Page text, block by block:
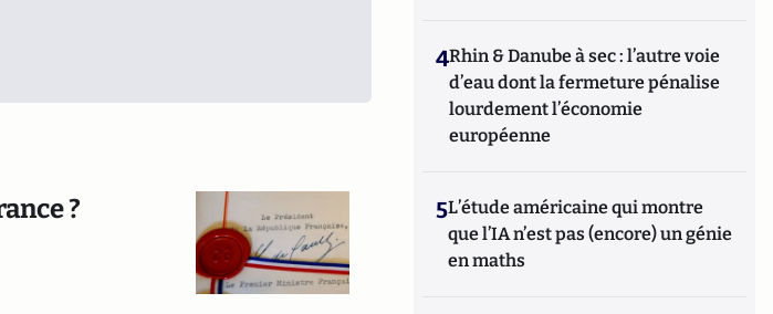
?
4Rhin & Danube à sec : l’autre voie
d’eau dont la fermeture pénalise
lourdement l’économie
européenne
5L’étude américaine qui montre
que l’IA n’est pas (encore) un génie
en maths